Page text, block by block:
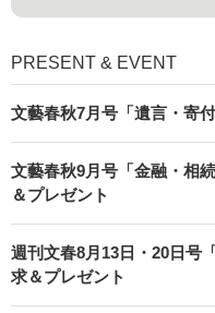
PRESENT & EVENT
文藝春秋7月号「遺言・寄
文藝春秋9月号「金融・相
＆プレゼント
週刊文春8月13日・20日号
求＆プレゼント